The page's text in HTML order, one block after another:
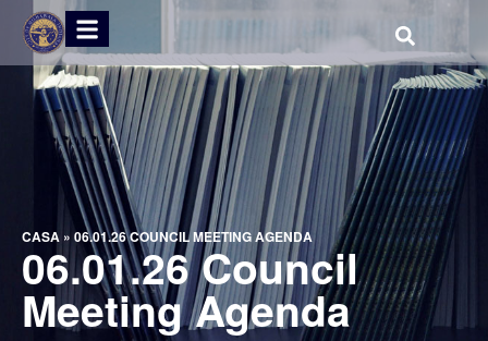
CASA » 06.01.26 COUNCIL MEETING AGENDA
06.01.26 Council
Meeting Agenda